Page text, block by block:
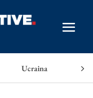
Ucraina